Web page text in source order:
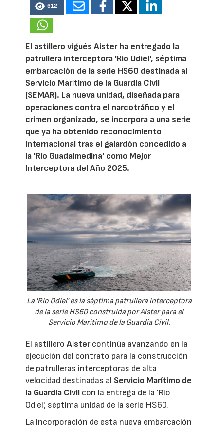
612
El astillero vigués Aister ha entregado la
patrullera interceptora 'Río Odiel', séptima
embarcación de la serie HS60 destinada al
Servicio Marítimo de la Guardia Civil
(SEMAR). La nueva unidad, diseñada para
operaciones contra el narcotráfico y el
crimen organizado, se incorpora a una serie
que ya ha obtenido reconocimiento
internacional tras el galardón concedido a
la 'Río Guadalmedina' como Mejor
Interceptora del Año 2025.
La 'Río Odiel' es la séptima patrullera interceptora
de la serie HS60 construida por Aister para el
Servicio Marítimo de la Guardia Civil.
El astilleroAistercontinúa avanzando en la
ejecución del contrato para la construcción
de patrulleras interceptoras de alta
velocidad destinadas al Servicio Marítimo de
la Guardia Civil con la entrega de la 'Río
Odiel', séptima unidad de la serie HS60.
La incorporación de esta nueva embarcación